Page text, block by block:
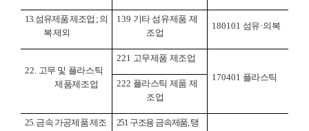
13.섬유제품 제조업 ; 의
복 제외
139 기타 섬유제품 제
조업
180101 섬유·의복
22. 고무 및 플라스틱
제품제조업
221 고무제품 제조업
170401 플라스틱
222 플라스틱 제품 제
조업
25.금속 가공제품 제조
251 구조용 금속제품,탱